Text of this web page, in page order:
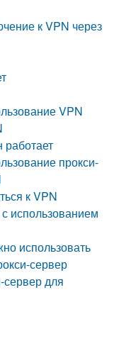
к VPN через
VPN
работает
прокси-
к VPN
использованием
использовать
сервер
для